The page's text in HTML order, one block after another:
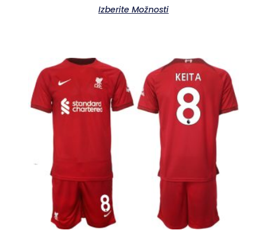
Izberite Možnosti